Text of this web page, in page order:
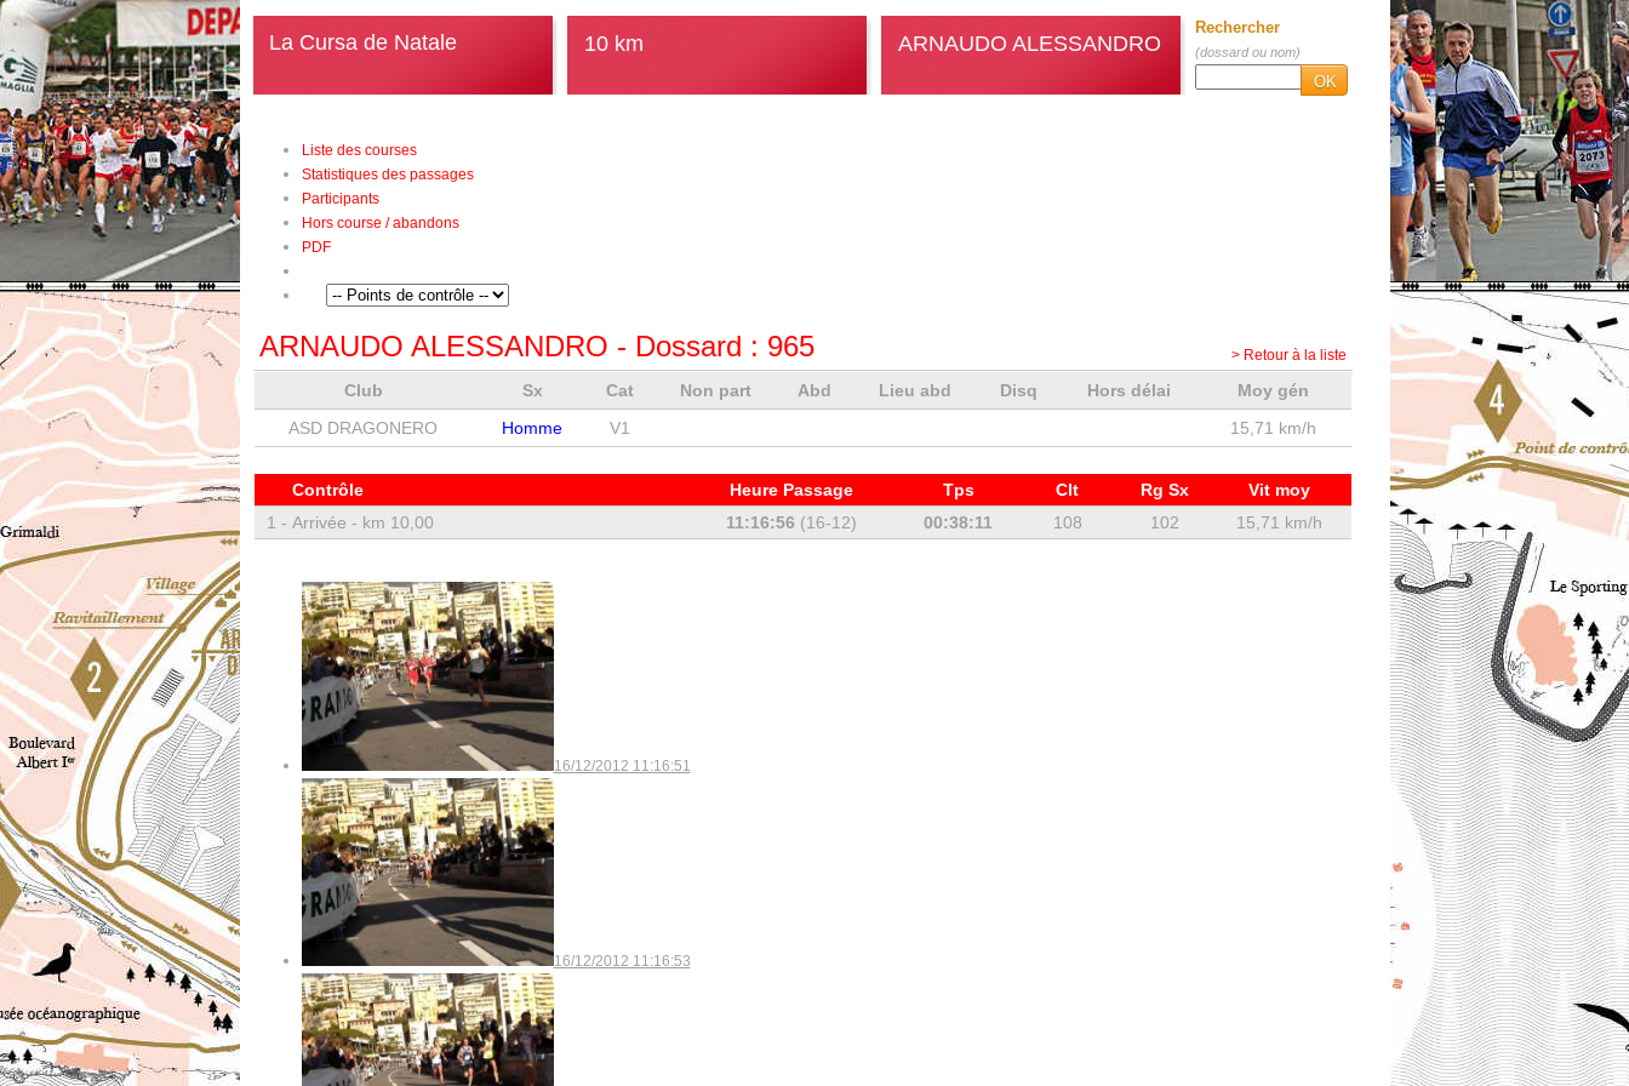
La Cursa de Natale 10 km ARNAUDO ALESSANDRO
Rechercher
(dossard ou nom)
OK
Liste des courses
Statistiques des passages
Participants
Hors course / abandons
PDF
ARNAUDO ALESSANDRO - Dossard : 965 > Retour à la liste
Club Sx Cat Non part Abd Lieu abd Disq Hors délai
Moy gén
ASD DRAGONERO
Homme V1 15,71 km/h
Contrôle Heure Passage Tps Clt Rg Sx
Vit moy
1 - Arrivée - km 10,00 11:16:56 (16-12) 00:38:11 108 102 15,71 km/h
16/12/2012 11:16:51
16/12/2012 11:16:53